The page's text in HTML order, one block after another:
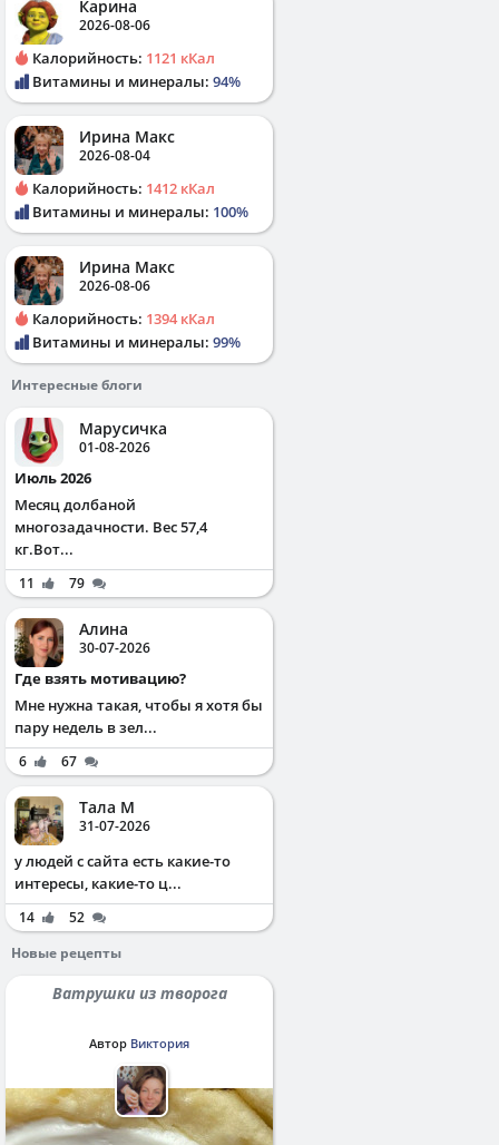
Карина
2026-08-06
Калорийность: 1121 кКал
Витамины и минералы: 94%
Ирина Макс
2026-08-04
Калорийность: 1412 кКал
Витамины и минералы: 100%
Ирина Макс
2026-08-06
Калорийность: 1394 кКал
Витамины и минералы: 99%
Интересные блоги
Марусичка
01-08-2026
Июль 2026
Месяц долбаной
многозадачности. Вес 57,4
кг.Вот...
11 79
Алина
30-07-2026
Где взять мотивацию?
Мне нужна такая, чтобы я хотя бы
пару недель в зел...
6 67
Тала М
31-07-2026
у людей с сайта есть какие-то
интересы, какие-то ц...
14
52
Новые рецепты
Ватрушки из творога
Автор Виктория